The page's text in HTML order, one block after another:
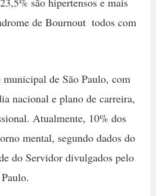
de Bournout  todos com
de São Paulo, com
nacional e plano de carreira,
Atualmente, 10% dos
mental, segundo dados do
do Servidor divulgados pelo